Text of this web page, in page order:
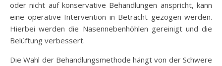
oder nicht auf konservative Behandlungen anspricht, kann
eine operative Intervention in Betracht gezogen werden.
Hierbei werden die Nasennebenhöhlen gereinigt und die
Belüftung verbessert.
Die Wahl der Behandlungsmethode hängt von der Schwere